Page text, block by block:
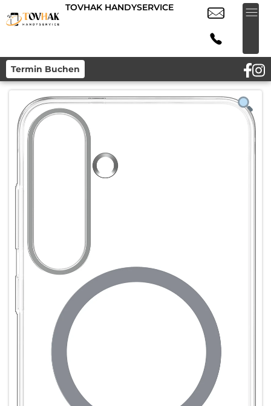
TOVHAK HANDYSERVICE
Termin Buchen